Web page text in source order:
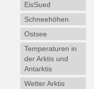
EisSued
Schneehöhen
Ostsee
Temperaturen in
der Arktis und
Antarktis
Wetter Arktis